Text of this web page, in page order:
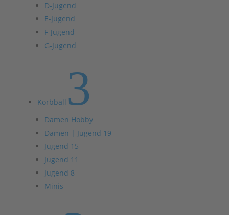
D-Jugend
E-Jugend
F-Jugend
G-Jugend
Korbball 3
Damen Hobby
Damen | Jugend 19
Jugend 15
Jugend 11
Jugend 8
Minis